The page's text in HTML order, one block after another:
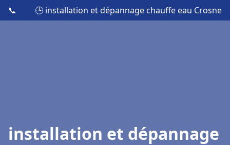
📞 🕒 installation et dépannage chauffe eau Crosne
installation et dépannage